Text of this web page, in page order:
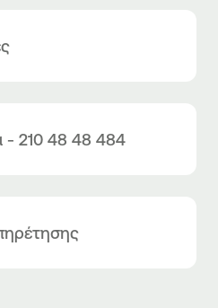
- 210 48 48 484